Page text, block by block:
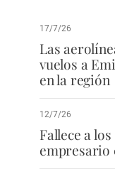
17/7/26
Las
vuelos a
en la región
12/7/26
Fallece a
empresario